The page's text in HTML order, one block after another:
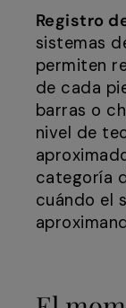
Registro
sistemas
permiten
de cada
barras o
nivel de
categoría
cuándo el